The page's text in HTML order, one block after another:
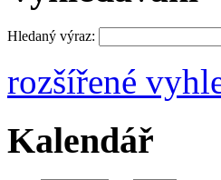
Hledaný výraz:
rozšířené
Kalendář